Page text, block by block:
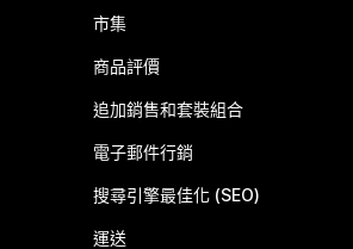
市集
商品評價
追加銷售和套裝組合
電子郵件行銷
搜尋引擎最佳化 (SEO)
運送